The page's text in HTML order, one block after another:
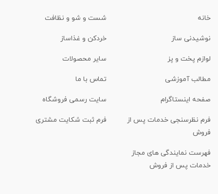
خانه شست و شو و نظافت
نوشیدنی ساز خردکن و غذاساز
لوازم پخت و پز سایر محصولات
مطالب آموزشی تماس با ما
صفحه اینستاگرام سایت رسمی فروشگاه
فرم نظرسنجی خدمات پس از
فروش
فرم ثبت شکایت مشتری
فهرست نمایندگی های مجاز
خدمات پس از فروش